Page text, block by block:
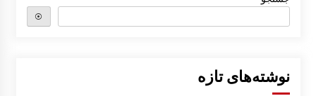
⦿
نوشته‌های تازه